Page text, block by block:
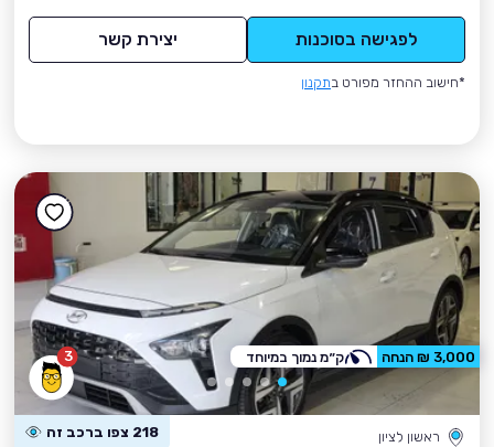
לפגישה בסוכנות יצירת קשר
*חישוב ההחזר מפורט בתקנון
3
ראשון לציון 218 צפו ברכב זה
3,000 ₪ הנחה ק״מ נמוך במיוחד